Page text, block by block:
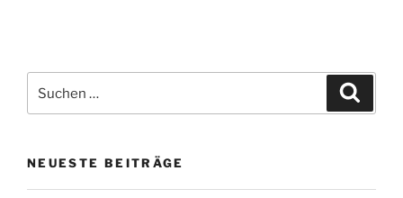
nach:
NEUESTE BEITRÄGE